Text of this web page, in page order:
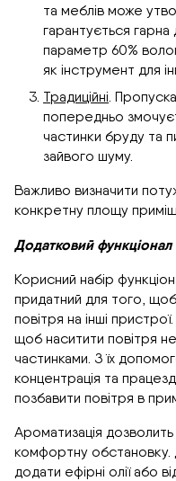
та меблів може
гарантується
параметр 60%
як інструмент для
Традиційні .
попередньо
частинки бруду та
зайвого шуму.
Важливо визначити
конкретну площу
Додатковий функціонал
Корисний набір
придатний для того,
повітря на інші пристрої.
щоб наситити повітря
частинками. З їх
концентрація та
позбавити повітря в
Ароматизація
комфортну обстановку.
додати ефірні олії або